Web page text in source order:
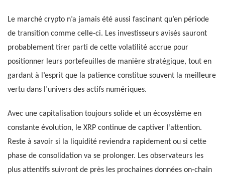
Le marché crypto n’a jamais été aussi fascinant qu’en période
de transition comme celle-ci. Les investisseurs avisés sauront
probablement tirer parti de cette volatilité accrue pour
positionner leurs portefeuilles de manière stratégique, tout en
gardant à l’esprit que la patience constitue souvent la meilleure
vertu dans l’univers des actifs numériques.
Avec une capitalisation toujours solide et un écosystème en
constante évolution, le XRP continue de captiver l’attention.
Reste à savoir si la liquidité reviendra rapidement ou si cette
phase de consolidation va se prolonger. Les observateurs les
plus attentifs suivront de près les prochaines données on-chain